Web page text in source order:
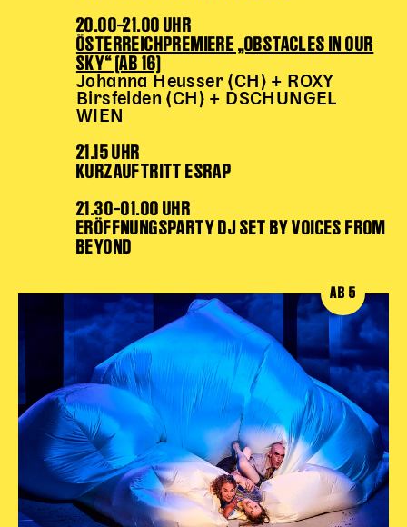
Partner*innen
20 Jahre Dschungel Wien
SERVICE
Karten + Preise
Anfahrt
Newsletter
Translate to English
Suchbegriffe
Suchen
20.00–21.00 UHR
ÖSTERREICHPREMIERE „OBSTACLES IN OUR
SKY“ (AB 16)
Johanna Heusser (CH) + ROXY
Birsfelden (CH) + DSCHUNGEL
WIEN
21.15 UHR
KURZAUFTRITT ESRAP
21.30–01.00 UHR
ERÖFFNUNGSPARTY DJ SET BY VOICES FROM
BEYOND
AB 5